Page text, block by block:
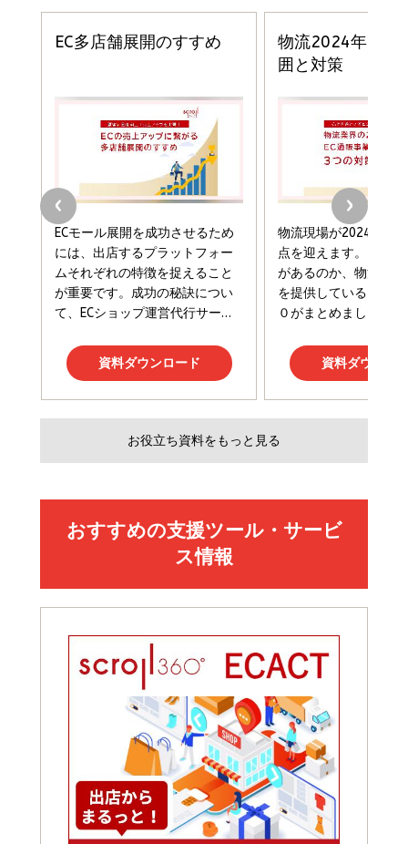
ドリルを売るには穴を売れ
Brand Shift(ブランド・シフト): 「信頼」で選ばれ
る時代の成長戦略
￥2,420
マーケティングの真実 P&G・グリコで学んだ失敗
と成長の法則
￥2,200
Amazonランキングをもっと見る
￥1,100
anan(アンアン)2026/07/08号 No.2502[2026
年後半、あなたの恋と運命／山田涼介]
￥880
ママ投資家が育休中に１億貯めた株式投資
￥1,870
組織の成果を最大化する ルールのデザイン
￥1,980
Amazonランキングをもっと見る
経営メモ 16年の起業家人生で得た知見
影響力の武器［新版］：人を動かす七つの原理
￥3,190
フィードバック経営 「沈黙の組織」から「高め合う
組織」へ
Amazonランキングをもっと見る